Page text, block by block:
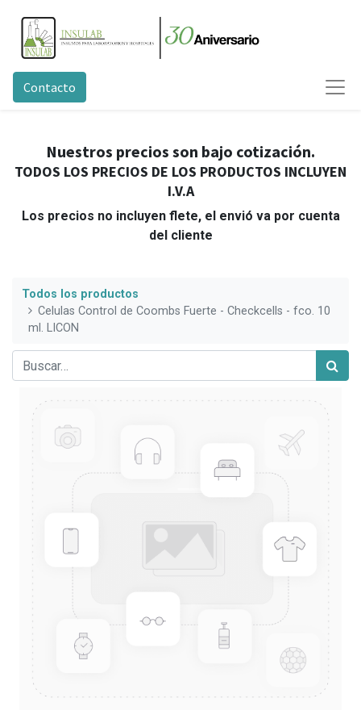
Contacto
Nuestros precios son bajo cotización.
TODOS LOS PRECIOS DE LOS PRODUCTOS INCLUYEN
I.V.A
Los precios no incluyen flete, el envió va por cuenta
del cliente
Todos los productos
Celulas Control de Coombs Fuerte - Checkcells - fco. 10
ml. LICON